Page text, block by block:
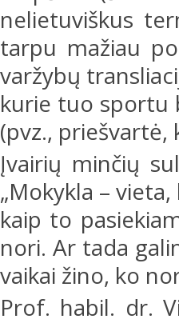
nelietuviškus
tarpu mažiau
varžybų
kurie tuo sportu
(pvz., priešvartė,
Įvairių minčių
„Mokykla –
kaip to
nori. Ar tada
vaikai žino, ko
Prof. habil. dr.